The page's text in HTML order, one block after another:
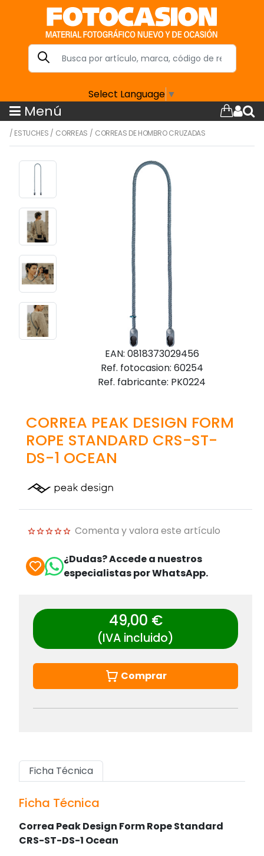
Select Language ▼
Menú
/ ESTUCHES / CORREAS / CORREAS DE HOMBRO CRUZADAS
EAN: 0818373029456
Ref. fotocasion: 60254
Ref. fabricante: PK0224
CORREA PEAK DESIGN FORM
ROPE STANDARD CRS-ST-
DS-1 OCEAN
Comenta y valora este artículo
¿Dudas? Accede a nuestros
especialistas por WhatsApp.
49,00 €
(IVA incluido)
Comprar
Ficha Técnica
Ficha Técnica
Correa Peak Design Form Rope Standard
CRS-ST-DS-1 Ocean